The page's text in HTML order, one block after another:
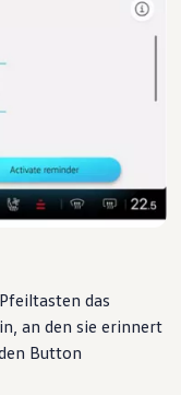
das
an den sie erinnert
Button